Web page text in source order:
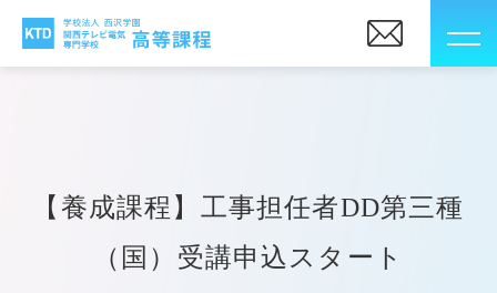
【養成課程】工事担任者DD第三種
（国）受講申込スタート